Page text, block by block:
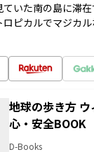
いた南の島に滞
ピカルでマジカ
地球の歩き方
心・安全BOOK
D-Books